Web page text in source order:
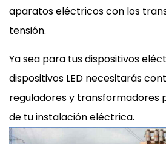
aparatos eléctricos con los
tensión.
Ya sea para tus dispositivos
dispositivos LED necesitarás
reguladores y transformadores
de tu instalación eléctrica.